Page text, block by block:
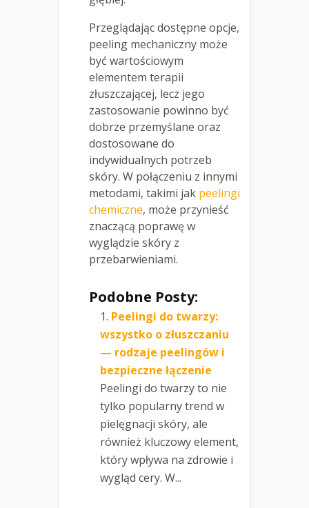
Przeglądając dostępne opcje,
peeling mechaniczny może
być wartościowym
elementem terapii
złuszczającej, lecz jego
zastosowanie powinno być
dobrze przemyślane oraz
dostosowane do
indywidualnych potrzeb
skóry. W połączeniu z innymi
metodami, takimi jak peelingi
chemiczne, może przynieść
znaczącą poprawę w
wyglądzie skóry z
przebarwieniami.
Podobne Posty:
Peelingi do twarzy:
wszystko o złuszczaniu
— rodzaje peelingów i
bezpieczne łączenie
Peelingi do twarzy to nie
tylko popularny trend w
pielęgnacji skóry, ale
również kluczowy element,
który wpływa na zdrowie i
wygląd cery. W...